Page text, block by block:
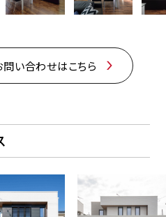
い合わせはこちら